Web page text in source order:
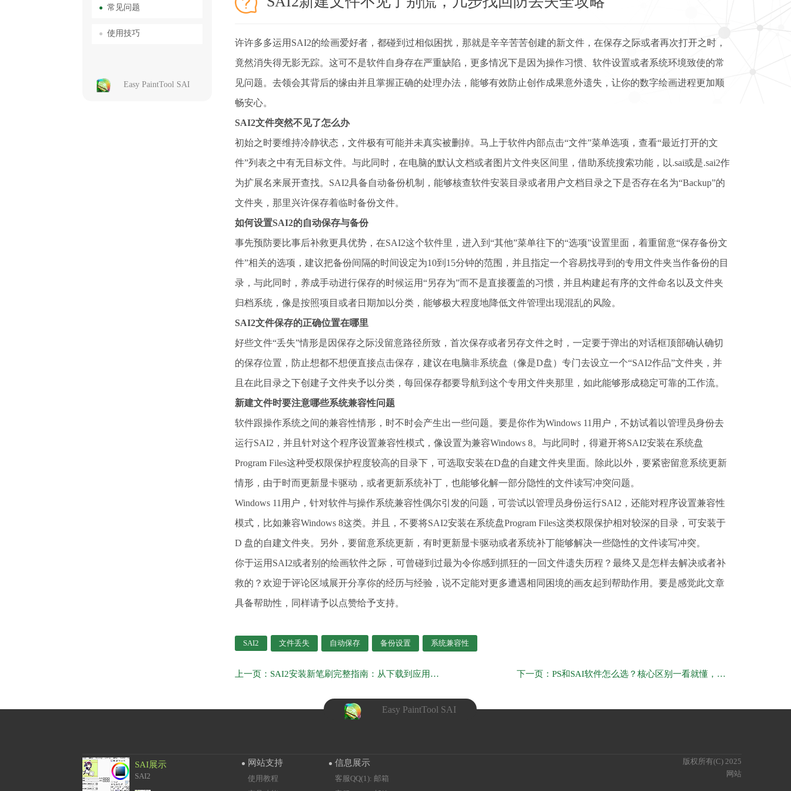
常见问题
使用技巧
Easy PaintTool SAI
许许多多运用SAI2的绘画爱好者，都碰到过相似困扰，那就是辛辛苦苦创建的新文件，在保存之际或者再次打开之时，
竟然消失得无影无踪。这可不是软件自身存在严重缺陷，更多情况下是因为操作习惯、软件设置或者系统环境致使的常
见问题。去领会其背后的缘由并且掌握正确的处理办法，能够有效防止创作成果意外遗失，让你的数字绘画进程更加顺
畅安心。
SAI2文件突然不见了怎么办
初始之时要维持冷静状态，文件极有可能并未真实被删掉。马上于软件内部点击“文件”菜单选项，查看“最近打开的文
件”列表之中有无目标文件。与此同时，在电脑的默认文档或者图片文件夹区间里，借助系统搜索功能，以.sai或是.sai2作
为扩展名来展开查找。SAI2具备自动备份机制，能够核查软件安装目录或者用户文档目录之下是否存在名为“Backup”的
文件夹，那里兴许保存着临时备份文件。
如何设置SAI2的自动保存与备份
事先预防要比事后补救更具优势，在SAI2这个软件里，进入到“其他”菜单往下的“选项”设置里面，着重留意“保存备份文
件”相关的选项，建议把备份间隔的时间设定为10到15分钟的范围，并且指定一个容易找寻到的专用文件夹当作备份的目
录，与此同时，养成手动进行保存的时候运用“另存为”而不是直接覆盖的习惯，并且构建起有序的文件命名以及文件夹
归档系统，像是按照项目或者日期加以分类，能够极大程度地降低文件管理出现混乱的风险。
SAI2文件保存的正确位置在哪里
好些文件“丢失”情形是因保存之际没留意路径所致，首次保存或者另存文件之时，一定要于弹出的对话框顶部确认确切
的保存位置，防止想都不想便直接点击保存，建议在电脑非系统盘（像是D盘）专门去设立一个“SAI2作品”文件夹，并
且在此目录之下创建子文件夹予以分类，每回保存都要导航到这个专用文件夹那里，如此能够形成稳定可靠的工作流。
新建文件时要注意哪些系统兼容性问题
软件跟操作系统之间的兼容性情形，时不时会产生出一些问题。要是你作为Windows 11用户，不妨试着以管理员身份去
运行SAI2，并且针对这个程序设置兼容性模式，像设置为兼容Windows 8。与此同时，得避开将SAI2安装在系统盘
Program Files这种受权限保护程度较高的目录下，可选取安装在D盘的自建文件夹里面。除此以外，要紧密留意系统更新
情形，由于时而更新显卡驱动，或者更新系统补丁，也能够化解一部分隐性的文件读写冲突问题。
Windows 11用户，针对软件与操作系统兼容性偶尔引发的问题，可尝试以管理员身份运行SAI2，还能对程序设置兼容性
模式，比如兼容Windows 8这类。并且，不要将SAI2安装在系统盘Program Files这类权限保护相对较深的目录，可安装于
D 盘的自建文件夹。另外，要留意系统更新，有时更新显卡驱动或者系统补丁能够解决一些隐性的文件读写冲突。
你于运用SAI2或者别的绘画软件之际，可曾碰到过最为令你感到抓狂的一回文件遗失历程？最终又是怎样去解决或者补
救的？欢迎于评论区域展开分享你的经历与经验，说不定能对更多遭遇相同困境的画友起到帮助作用。要是感觉此文章
具备帮助性，同样请予以点赞给予支持。
SAI2 文件丢失 自动保存 备份设置 系统兼容性
上一页：SAI2安装新笔刷完整指南：从下载到应用，手把手教你扩展绘画工具 下一页：PS和SAI软件怎么选？核心区别一看就懂，新手老手都适用
Easy PaintTool SAI
SAI展示
SAI2
网站支持
使用教程
信息展示
客服QQ(1): 邮箱
版权所有(C) 2025
网站